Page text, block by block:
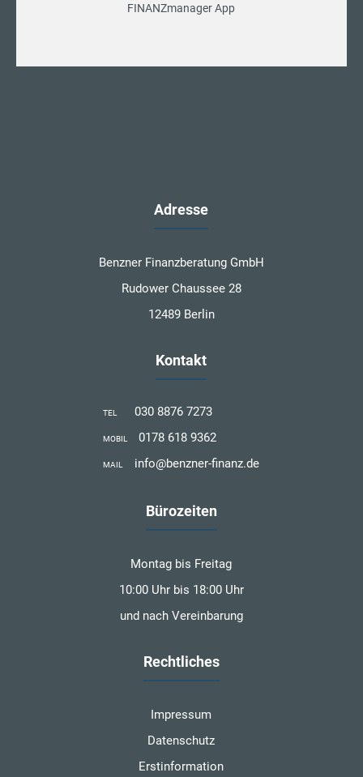
FINANZmanager App
Adresse
Benzner Finanzberatung GmbH
Rudower Chaussee 28
12489 Berlin
Kontakt
TEL 030 8876 7273
MOBIL 0178 618 9362
MAIL info@benzner-finanz.de
Bürozeiten
Montag bis Freitag
10:00 Uhr bis 18:00 Uhr
und nach Vereinbarung
Rechtliches
Impressum
Datenschutz
Erstinformation